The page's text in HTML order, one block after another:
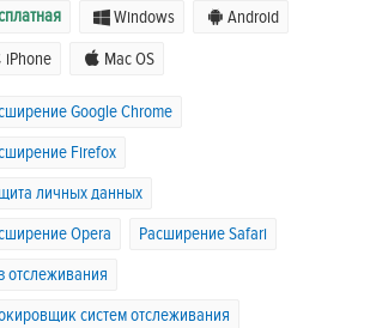
Windows Android
iPhone Mac OS
Google Chrome
Firefox
личных данных
Opera
Расширение Safari
отслеживания
систем отслеживания